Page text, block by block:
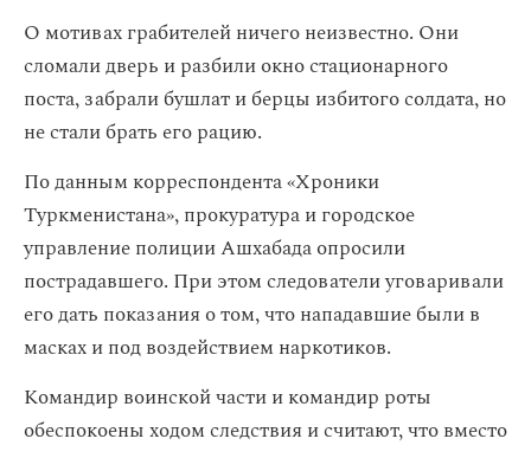
О мотивах грабителей ничего неизвестно. Они
сломали дверь и разбили окно стационарного
поста, забрали бушлат и берцы избитого солдата, но
не стали брать его рацию.
По данным корреспондента «Хроники
Туркменистана», прокуратура и городское
управление полиции Ашхабада опросили
пострадавшего. При этом следователи уговаривали
его дать показания о том, что нападавшие были в
масках и под воздействием наркотиков.
Командир воинской части и командир роты
обеспокоены ходом следствия и считают, что вместо